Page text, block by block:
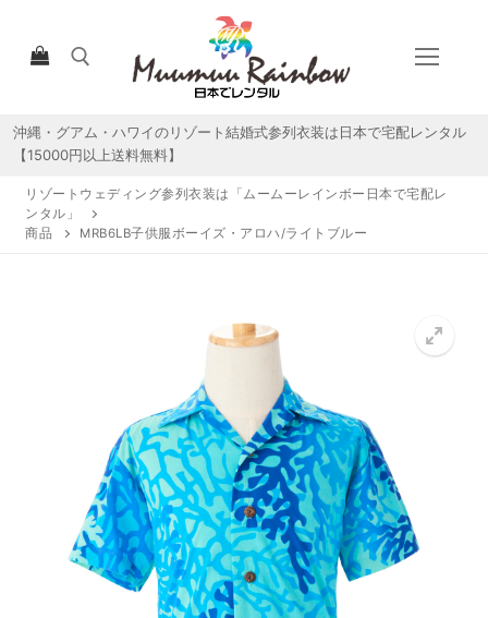
ツ
検索:
沖縄・グアム・ハワイのリゾート結婚式参列衣装は日本で宅配レンタル
【15000円以上送料無料】
HOME
宅配レンタルについて
宅配レンタル商品一覧
来店試着
お客様の声
お問い合わせ
リゾートウェディング参列衣装は「ムームーレインボー日本で宅配レ
ンタル」
商品
MRB6LB子供服ボーイズ・アロハ/ライトブルー